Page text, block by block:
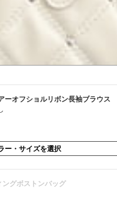
ーオフショルリボン長袖ブラウス
ングボストンバッグ